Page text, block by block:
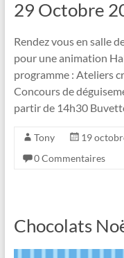
29 Octobre
Rendez vous en salle
pour une animation
programme : Ateliers
Concours de
partir de 14h30
Tony 19
0 Commentaires
Chocolats